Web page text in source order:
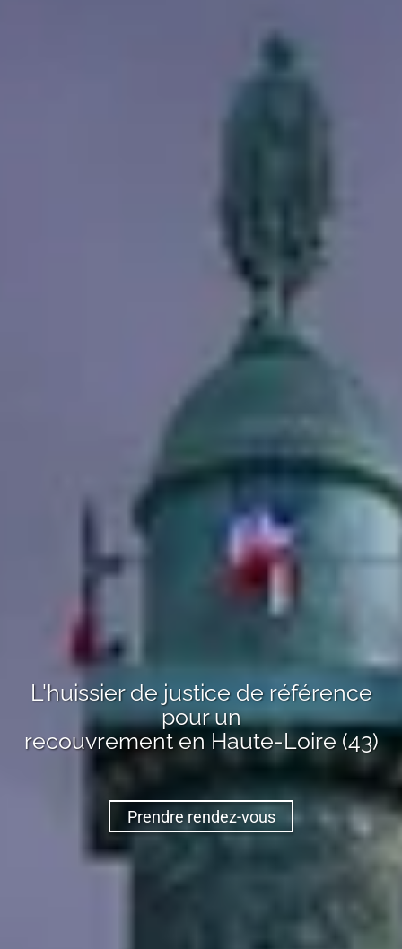
L'huissier de justice de référence
pour un
recouvrementen Haute-Loire (43)
Prendre rendez-vous